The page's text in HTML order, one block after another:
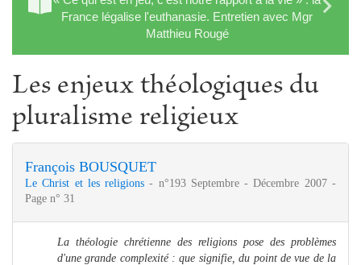
France légalise l'euthanasie. Entretien avec Mgr
Matthieu Rougé
Les enjeux théologiques du
pluralisme religieux
François BOUSQUET
Le Christ et les religions- n°193 Septembre - Décembre 2007 -
Page n° 31
La théologie chrétienne des religions pose des problèmes
d'une grande complexité : que signifie, du point de vue de la